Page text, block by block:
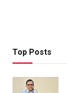
Top Posts